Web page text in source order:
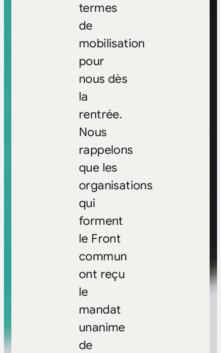
termes
de
mobilisation
pour
nous dès
la
rentrée.
Nous
rappelons
que les
organisations
qui
forment
le Front
commun
ont reçu
le
mandat
unanime
de